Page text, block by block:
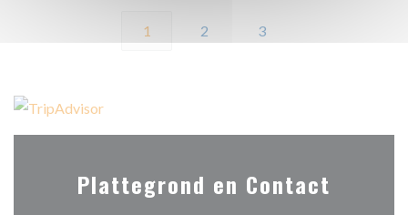
1 2 3
Plattegrond en Contact